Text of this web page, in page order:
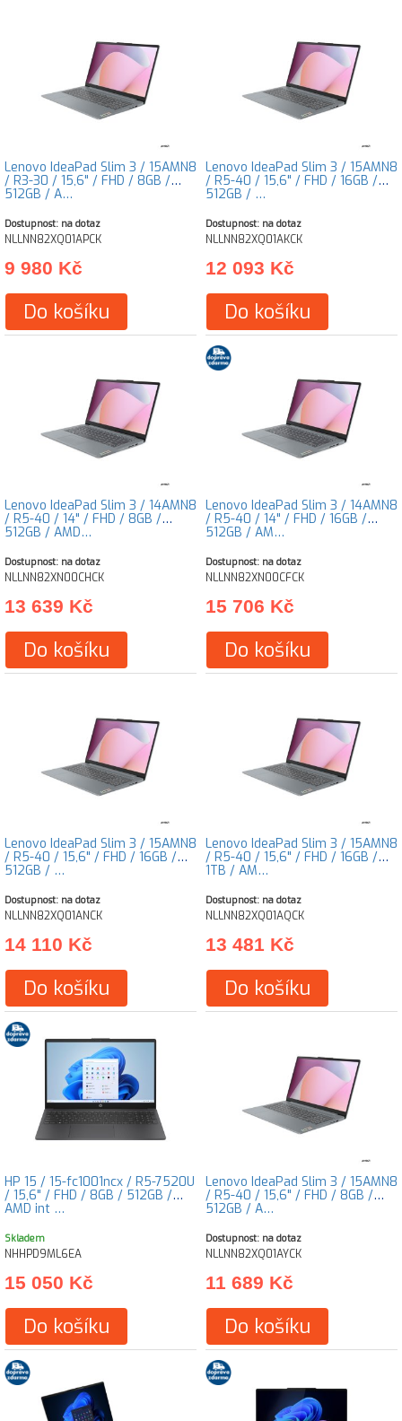
Lenovo IdeaPad Slim 3 / 15AMN8
/ R3-30 / 15,6" / FHD / 8GB /
512GB / A…
Dostupnost: na dotaz
NLLNN82XQ01APCK
9 980 Kč
Do košíku
Lenovo IdeaPad Slim 3 / 15AMN8
/ R5-40 / 15,6" / FHD / 16GB /
512GB / …
Dostupnost: na dotaz
NLLNN82XQ01AKCK
12 093 Kč
Do košíku
Lenovo IdeaPad Slim 3 / 14AMN8
/ R5-40 / 14" / FHD / 8GB /
512GB / AMD…
Dostupnost: na dotaz
NLLNN82XN00CHCK
13 639 Kč
Do košíku
Lenovo IdeaPad Slim 3 / 14AMN8
/ R5-40 / 14" / FHD / 16GB /
512GB / AM…
Dostupnost: na dotaz
NLLNN82XN00CFCK
15 706 Kč
Do košíku
Lenovo IdeaPad Slim 3 / 15AMN8
/ R5-40 / 15,6" / FHD / 16GB /
512GB / …
Dostupnost: na dotaz
NLLNN82XQ01ANCK
14 110 Kč
Do košíku
Lenovo IdeaPad Slim 3 / 15AMN8
/ R5-40 / 15,6" / FHD / 16GB /
1TB / AM…
Dostupnost: na dotaz
NLLNN82XQ01AQCK
13 481 Kč
Do košíku
HP 15 / 15-fc1001ncx / R5-7520U
/ 15,6" / FHD / 8GB / 512GB /
AMD int …
Skladem
NHHPD9ML6EA
15 050 Kč
Do košíku
Lenovo IdeaPad Slim 3 / 15AMN8
/ R5-40 / 15,6" / FHD / 8GB /
512GB / A…
Dostupnost: na dotaz
NLLNN82XQ01AYCK
11 689 Kč
Do košíku